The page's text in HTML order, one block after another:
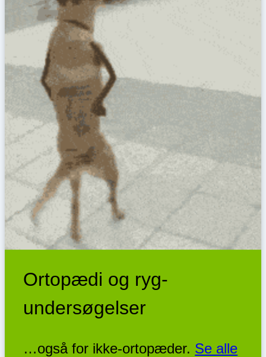
Ortopædi og ryg-
undersøgelser
…også for ikke-ortopæder. Se alle